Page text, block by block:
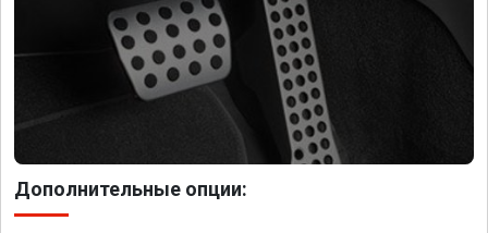
Дополнительные опции: